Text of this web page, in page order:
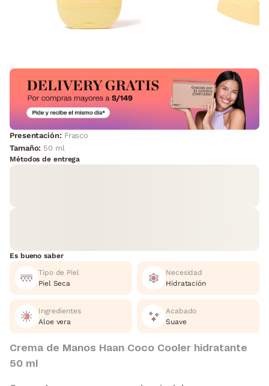
Presentación: Frasco
Tamaño: 50 ml
Métodos de entrega
Es bueno saber
Tipo de Piel
Piel Seca
Necesidad
Hidratación
Ingredientes
Aloe vera
Acabado
Suave
Crema de Manos Haan Coco Cooler hidratante
50 ml